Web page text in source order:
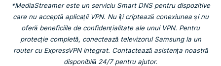
*MediaStreamer este un serviciu Smart DNS pentru dispozitive
care nu acceptă aplicații VPN. Nu îți criptează conexiunea și nu
oferă beneficiile de confidențialitate ale unui VPN. Pentru
protecție completă, conectează televizorul Samsung la un
router cu ExpressVPN integrat. Contactează asistența noastră
disponibilă 24/7 pentru ajutor.